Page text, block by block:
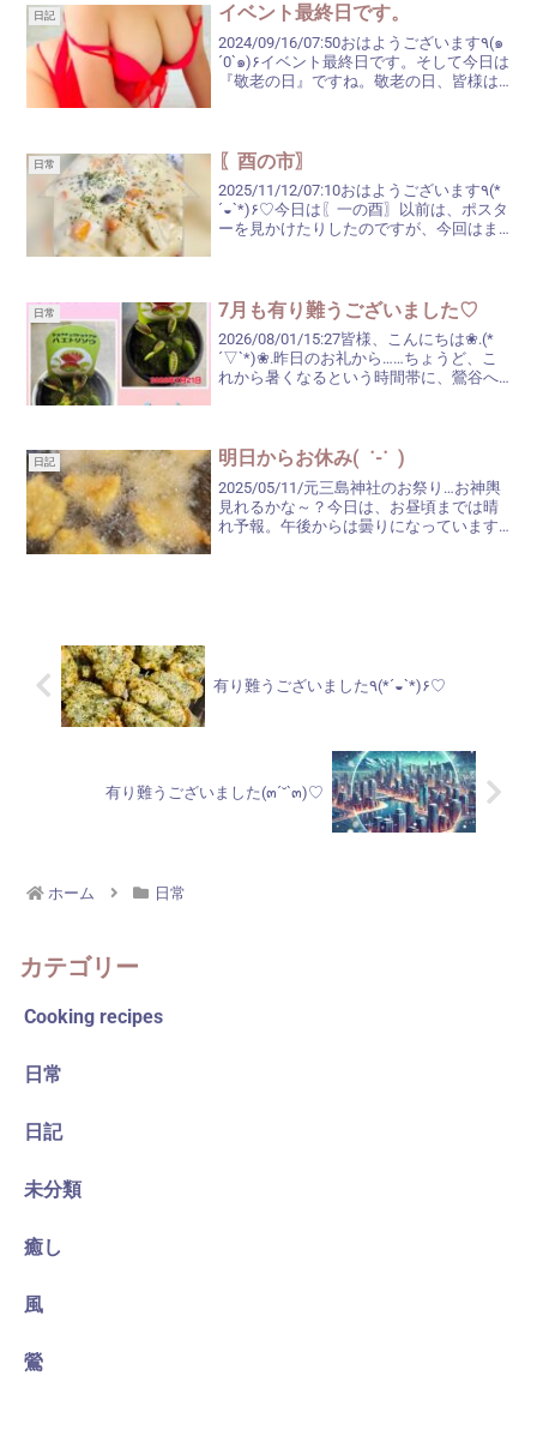
日記 イベント最終日です。
2024/09/16/07:50おはようございます٩(๑
´0`๑)۶イベント最終日です。そして今日は
『敬老の日』ですね。敬老の日、皆様は
日常 〖酉の市〗
2025/11/12/07:10おはようございます٩(*
´◒`*)۶♡今日は〖一の酉〗以前は、ポスタ
ーを見かけたりしたのですが、今回はま
日常 7月も有り難うございました♡
2026/08/01/15:27皆様、こんにちは❀.(*
´▽`*)❀.昨日のお礼から……ちょうど、こ
れから暑くなるという時間帯に、鶯谷へ
日記 明日からお休み( ˙-˙ )
2025/05/11/元三島神社のお祭り…お神輿
見れるかな～？今日は、お昼頃までは晴
れ予報。午後からは曇りになっています
有り難うございました٩(*´◒`*)۶♡
有り難うございました(๓´˘`๓)♡
ホーム 日常
カテゴリー
Cooking recipes
日常
日記
未分類
癒し
風
鶯